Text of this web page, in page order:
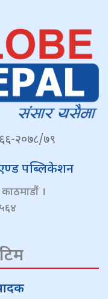
२०७८/७९
पब्लिकेशन
।